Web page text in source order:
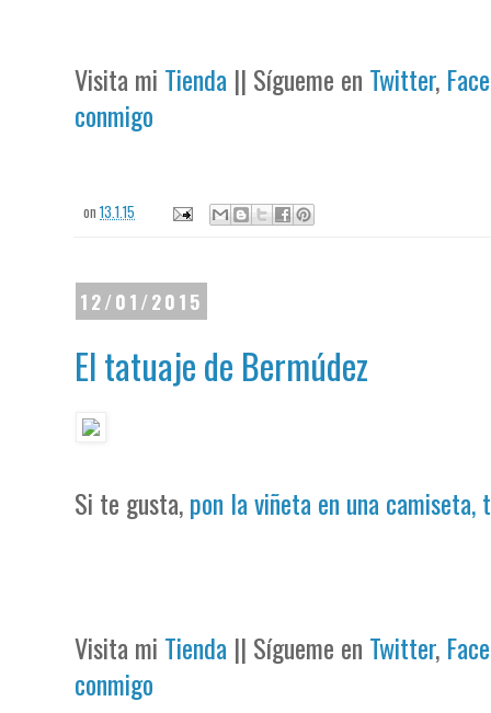
Visita mi Tienda || Sígueme en Twitter,
conmigo
on13.1.15
12/01/2015
El tatuaje de Bermúdez
Si te gusta,pon la viñeta en una camiseta,
Visita mi Tienda || Sígueme en Twitter,
conmigo